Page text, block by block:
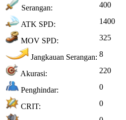
Serangan: 400
ATK SPD: 1400
MOV SPD: 325
Jangkauan Serangan: 8
Akurasi: 220
Penghindar: 0
CRIT: 0